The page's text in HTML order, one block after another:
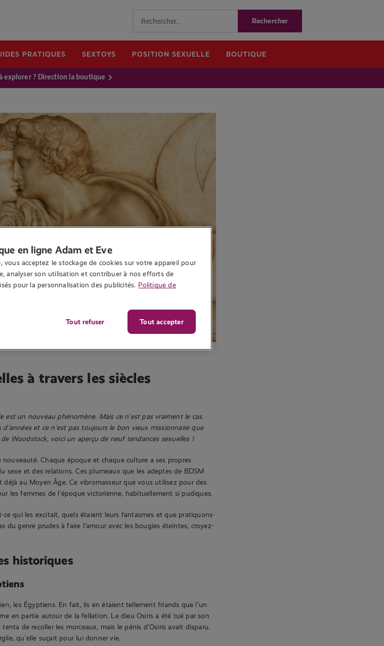
PRATIQUES SEXTOYS POSITION SEXUELLE BOUTIQUE
explorer ? Direction la boutique
à travers les siècles
est un nouveau phénomène. Mais ce n’est pas vraiment le cas.
et ce n’est pas toujours le bon vieux missionnaire que
Woodstock, voici un aperçu de neuf tendances sexuelles !
Chaque époque et chaque culture a ses propres
sexe et des relations. Ces plumeaux que les adeptes de BDSM
déjà au Moyen Âge. Ce vibromasseur que vous utilisez pour des
les femmes de l’époque victorienne, habituellement si pudiques.
ce qui les excitait, quels étaient leurs fantasmes et que pratiquons-
du genre prudes à faire l’amour avec les bougies éteintes, croyez-
historiques
les Égyptiens. En fait, ils en étaient tellement friands que l’un
en partie autour de la fellation. Le dieu Osiris a été tué par son
de recoller les morceaux, mais le pénis d’Osiris avait disparu.
qu’elle suçait pour lui donner vie.
en ligne Adam et Eve
vous acceptez le stockage de cookies sur votre appareil pour
analyser son utilisation et contribuer à nos efforts de
pour la personnalisation des publicités. Politique de
Tout refuser Tout accepter